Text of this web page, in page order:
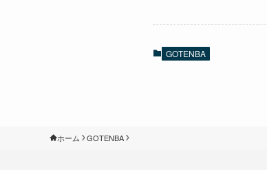
GOTENBA
ホーム GOTENBA